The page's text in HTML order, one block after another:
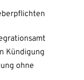
Kündigung
ohne